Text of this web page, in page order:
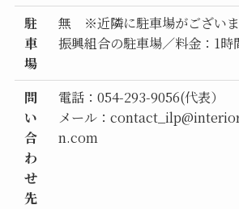
駐
車
場
無 ※近隣に駐車場がござい
振興組合の駐車場／料金：1
問
い
合
わ
せ
先
電話：054-293-9056(代表）
メール：
n.com